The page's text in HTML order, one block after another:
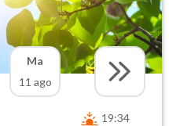
Ma
11 ago
19:34